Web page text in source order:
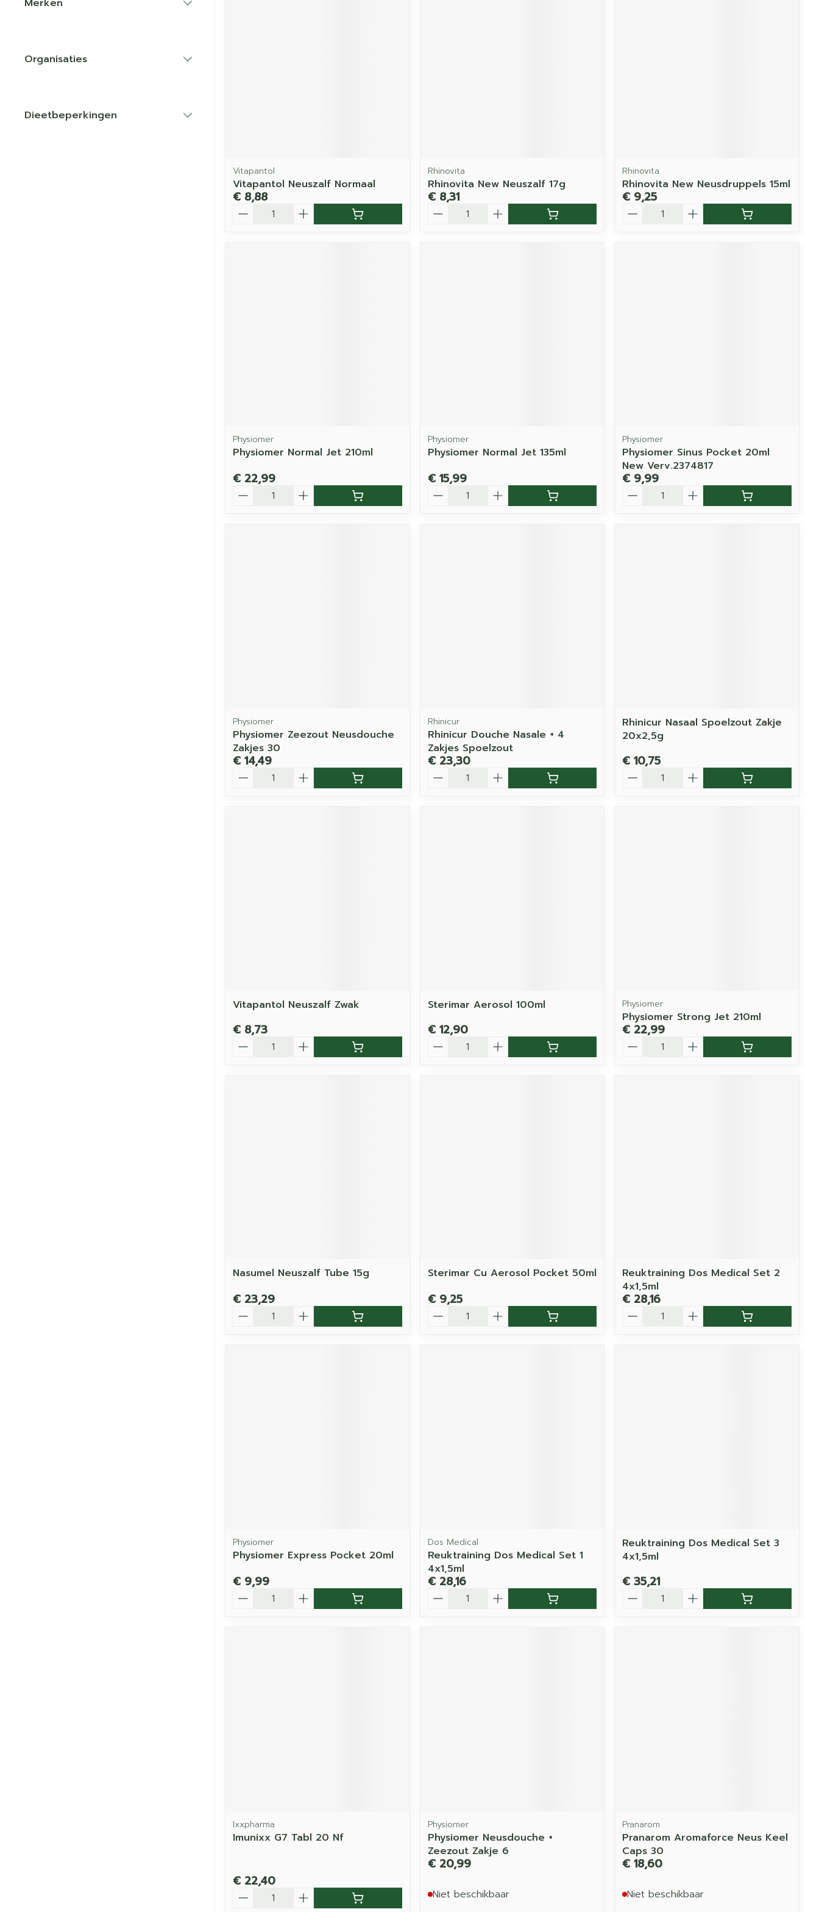
Merken
Organisaties
Dieetbeperkingen
Vitapantol
Vitapantol Neuszalf Normaal
€ 8,88
Rhinovita
Rhinovita New Neuszalf 17g
€ 8,31
Rhinovita
Rhinovita New Neusdruppels 15ml
€ 9,25
Physiomer
Physiomer Normal Jet 210ml
€ 22,99
Physiomer
Physiomer Normal Jet 135ml
€ 15,99
Physiomer
Physiomer Sinus Pocket 20ml
New Verv.2374817
€ 9,99
Physiomer
Physiomer Zeezout Neusdouche
Zakjes 30
€ 14,49
Rhinicur
Rhinicur Douche Nasale + 4
Zakjes Spoelzout
€ 23,30
Rhinicur Nasaal Spoelzout Zakje
20x2,5g
€ 10,75
Vitapantol Neuszalf Zwak
€ 8,73
Sterimar Aerosol 100ml
€ 12,90
Physiomer
Physiomer Strong Jet 210ml
€ 22,99
Nasumel Neuszalf Tube 15g
€ 23,29
Sterimar Cu Aerosol Pocket 50ml
€ 9,25
Reuktraining Dos Medical Set 2
4x1,5ml
€ 28,16
Physiomer
Physiomer Express Pocket 20ml
€ 9,99
Dos Medical
Reuktraining Dos Medical Set 1
4x1,5ml
€ 28,16
Reuktraining Dos Medical Set 3
4x1,5ml
€ 35,21
Ixxpharma
Imunixx G7 Tabl 20 Nf
€ 22,40
Physiomer
Physiomer Neusdouche +
Zeezout Zakje 6
€ 20,99
Niet beschikbaar
Pranarom
Pranarom Aromaforce Neus Keel
Caps 30
€ 18,60
Niet beschikbaar